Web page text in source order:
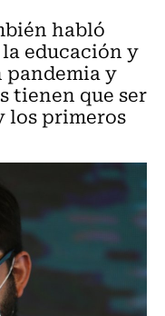
habló
educación y
pandemia y
tienen que ser
los primeros